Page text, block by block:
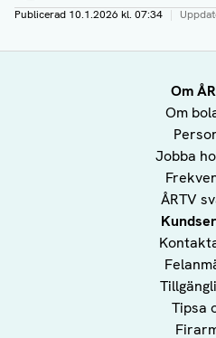
Publicerad 10.1.2026 kl. 07:34 |
Om
Om
Jobba
ÅRTV
Tipsa